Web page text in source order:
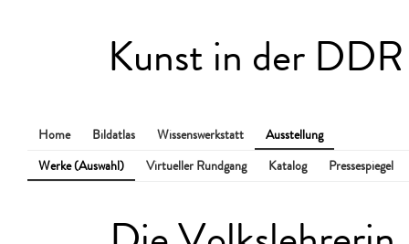
Kunst in der DDR
Home Bildatlas Wissenswerkstatt
Ausstellung
Werke (Auswahl)
Virtueller Rundgang Katalog Pressespiegel